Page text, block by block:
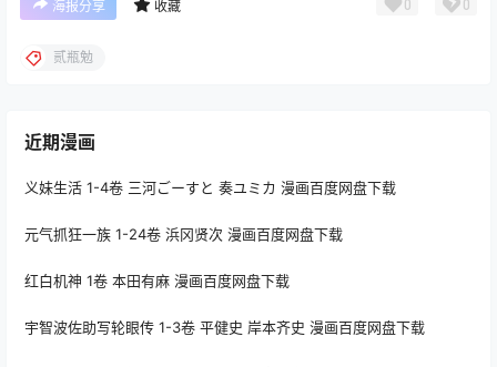
海报分享 收藏 0 0
贰瓶勉
近期漫画
义妹生活 1-4卷 三河ごーすと 奏ユミカ 漫画百度网盘下载
元气抓狂一族 1-24卷 浜冈贤次 漫画百度网盘下载
红白机神 1卷 本田有麻 漫画百度网盘下载
宇智波佐助写轮眼传 1-3卷 平健史 岸本齐史 漫画百度网盘下载